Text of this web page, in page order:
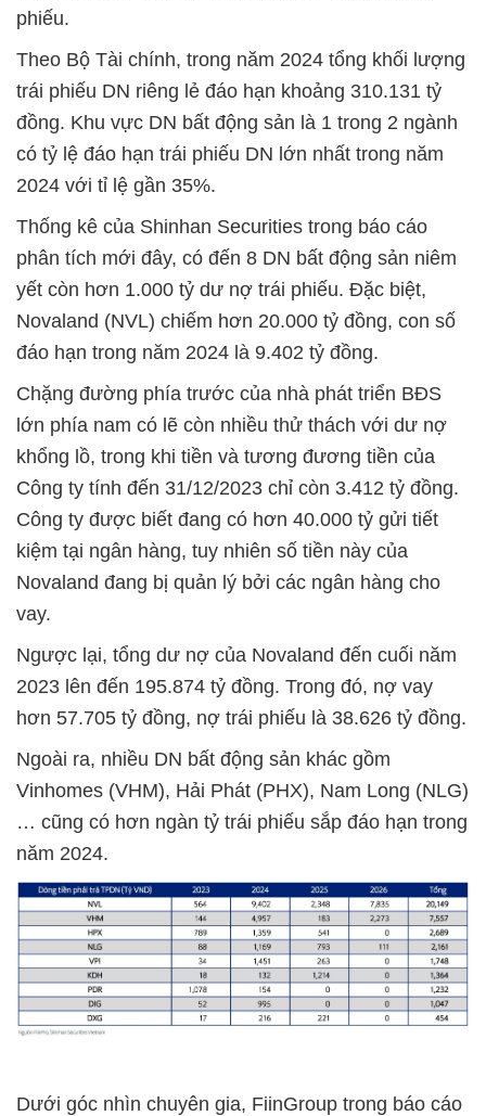
phiếu.
Theo Bộ Tài chính, trong năm 2024 tổng khối lượng
trái phiếu DN riêng lẻ đáo hạn khoảng 310.131 tỷ
đồng. Khu vực DN bất động sản là 1 trong 2 ngành
có tỷ lệ đáo hạn trái phiếu DN lớn nhất trong năm
2024 với tỉ lệ gần 35%.
Thống kê của Shinhan Securities trong báo cáo
phân tích mới đây, có đến 8 DN bất động sản niêm
yết còn hơn 1.000 tỷ dư nợ trái phiếu. Đặc biệt,
Novaland (NVL) chiếm hơn 20.000 tỷ đồng, con số
đáo hạn trong năm 2024 là 9.402 tỷ đồng.
Chặng đường phía trước của nhà phát triển BĐS
lớn phía nam có lẽ còn nhiều thử thách với dư nợ
khổng lồ, trong khi tiền và tương đương tiền của
Công ty tính đến 31/12/2023 chỉ còn 3.412 tỷ đồng.
Công ty được biết đang có hơn 40.000 tỷ gửi tiết
kiệm tại ngân hàng, tuy nhiên số tiền này của
Novaland đang bị quản lý bởi các ngân hàng cho
vay.
Ngược lại, tổng dư nợ của Novaland đến cuối năm
2023 lên đến 195.874 tỷ đồng. Trong đó, nợ vay
hơn 57.705 tỷ đồng, nợ trái phiếu là 38.626 tỷ đồng.
Ngoài ra, nhiều DN bất động sản khác gồm
Vinhomes (VHM), Hải Phát (PHX), Nam Long (NLG)
… cũng có hơn ngàn tỷ trái phiếu sắp đáo hạn trong
năm 2024.
Dưới góc nhìn chuyên gia, FiinGroup trong báo cáo